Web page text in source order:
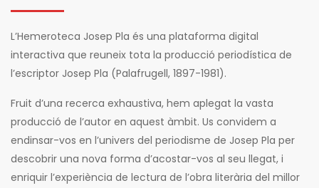
L’Hemeroteca Josep Pla és una plataforma digital
interactiva que reuneix tota la producció periodística de
l’escriptor Josep Pla (Palafrugell, 1897-1981).
Fruit d’una recerca exhaustiva, hem aplegat la vasta
producció de l’autor en aquest àmbit. Us convidem a
endinsar-vos en l’univers del periodisme de Josep Pla per
descobrir una nova forma d’acostar-vos al seu llegat, i
enriquir l’experiència de lectura de l’obra literària del millor